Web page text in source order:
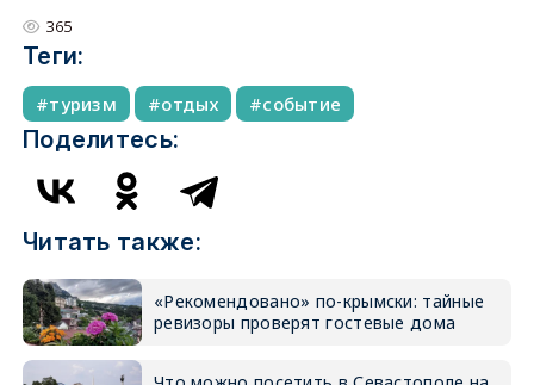
365
Теги:
туризм отдых событие
Поделитесь:
Читать также:
«Рекомендовано» по-крымски: тайные
ревизоры проверят гостевые дома